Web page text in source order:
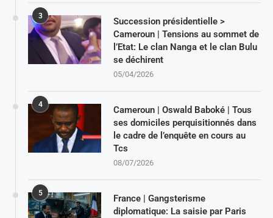
3
Succession présidentielle >
Cameroun | Tensions au sommet de
l’Etat: Le clan Nanga et le clan Bulu
se déchirent
05/04/2026
4
Cameroun | Oswald Baboké | Tous
ses domiciles perquisitionnés dans
le cadre de l’enquête en cours au
Tcs
08/07/2026
5
France | Gangsterisme
diplomatique: La saisie par Paris